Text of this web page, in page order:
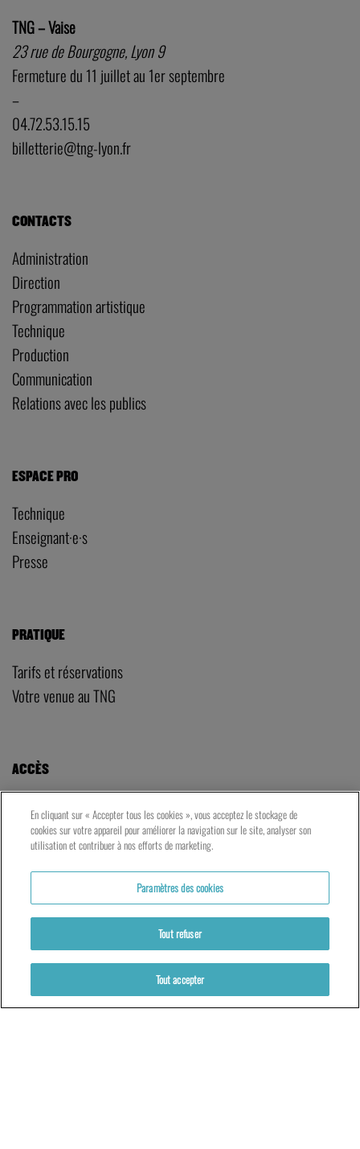
TNG – Vaise
23 rue de Bourgogne, Lyon 9
Fermeture du 11 juillet au 1er septembre
–
04.72.53.15.15
billetterie@tng-lyon.fr
CONTACTS
Administration
Direction
Programmation artistique
Technique
Production
Communication
Relations avec les publics
ESPACE PRO
Technique
Enseignant·e·s
Presse
PRATIQUE
Tarifs et réservations
Votre venue au TNG
ACCÈS
LE TNG – VAISE
23 rue de Bourgogne – Lyon 9ème
LES ATELIERS – PRESQU’ÎLE
5 rue du Petit David – Lyon 2ème
En cliquant sur « Accepter tous les cookies », vous acceptez le stockage de
cookies sur votre appareil pour améliorer la navigation sur le site, analyser son
utilisation et contribuer à nos efforts de marketing.
Paramètres des cookies
Tout refuser
Tout accepter